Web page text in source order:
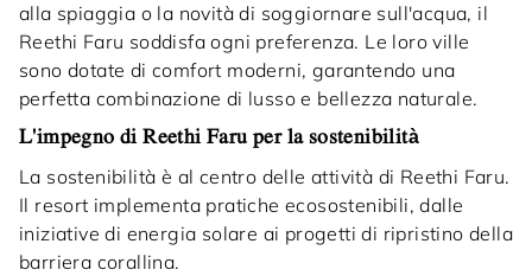
alla spiaggia o la novità di soggiornare sull'acqua, il
Reethi Faru soddisfa ogni preferenza. Le loro ville
sono dotate di comfort moderni, garantendo una
perfetta combinazione di lusso e bellezza naturale.
L'impegno di Reethi Faru per la sostenibilità
La sostenibilità è al centro delle attività di Reethi Faru.
Il resort implementa pratiche ecosostenibili, dalle
iniziative di energia solare ai progetti di ripristino della
barriera corallina.